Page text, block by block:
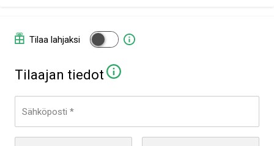
Tilaa lahjaksi
tilaajan tiedot
Sähköposti *